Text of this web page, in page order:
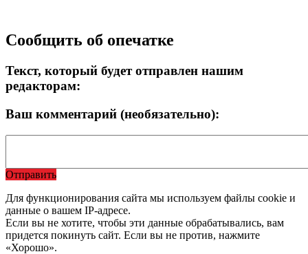
Сообщить об опечатке
Текст, который будет отправлен нашим
редакторам:
Ваш комментарий (необязательно):
Отправить
Для функционирования сайта мы используем файлы cookie и
данные о вашем IP-адресе.
Если вы не хотите, чтобы эти данные обрабатывались, вам
придется покинуть сайт. Если вы не против, нажмите
«Хорошо».